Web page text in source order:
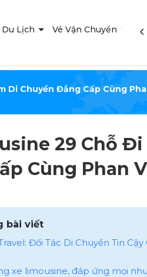
Du Lịch Vé Vận Chuyển
Di Chuyển Đẳng Cấp Cùng
29 Chỗ
Cùng Phan
bài viết
Đối Tác Di Chuyển Tin Cậy
xe limousine, đáp ứng mọi nhu